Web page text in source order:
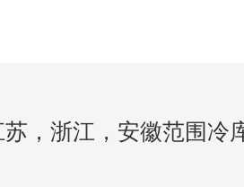
，浙江，安徽范围冷